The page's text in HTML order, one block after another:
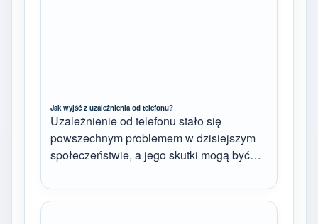
Jak wyjść z uzależnienia od telefonu?
Uzależnienie od telefonu stało się
powszechnym problemem w dzisiejszym
społeczeństwie, a jego skutki mogą być…